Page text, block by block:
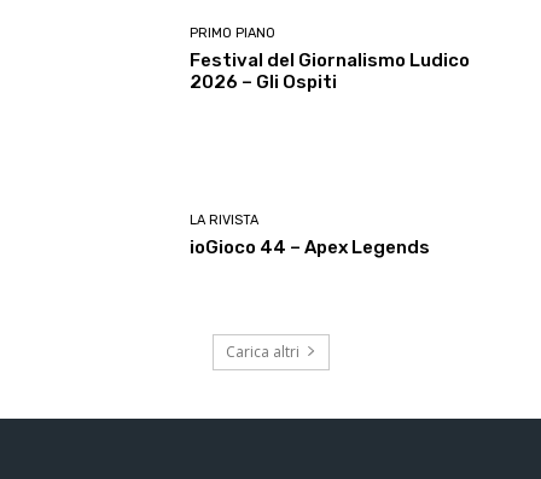
PRIMO PIANO
Festival del Giornalismo Ludico
2026 – Gli Ospiti
LA RIVISTA
ioGioco 44 – Apex Legends
Carica altri